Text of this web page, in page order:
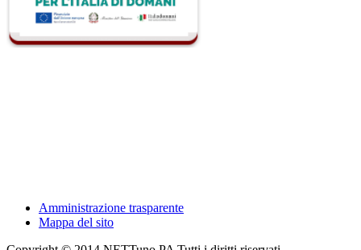
Amministrazione trasparente
Mappa del sito